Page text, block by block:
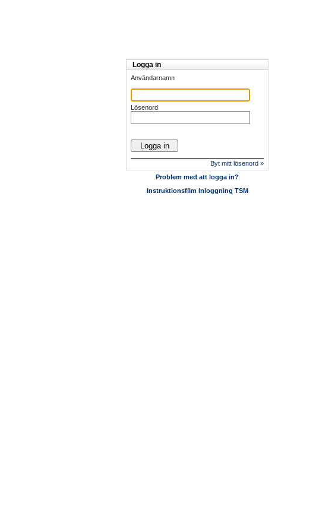
Logga in
Användarnamn
Lösenord
Byt mitt lösenord »
Problem med att logga in?
Instruktionsfilm Inloggning TSM